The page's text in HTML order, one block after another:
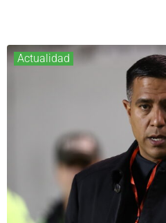
Actualidad